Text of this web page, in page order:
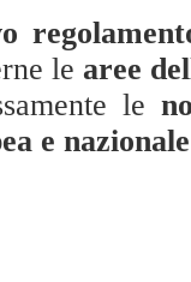
le aree
le
e nazionale